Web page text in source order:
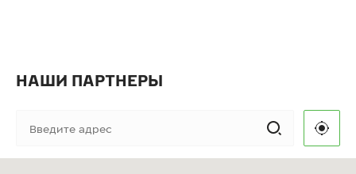
НАШИ ПАРТНЕРЫ